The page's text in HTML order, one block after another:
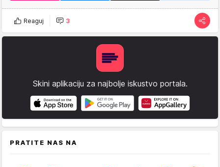
Reaguj 3
Skini aplikaciju za najbolje iskustvo portala.
PRATITE NAS NA